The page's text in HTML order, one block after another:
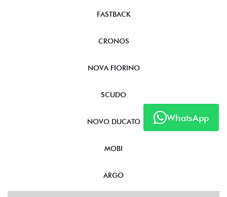
WhatsApp
FASTBACK
CRONOS
NOVA FIORINO
SCUDO
NOVO DUCATO
MOBI
ARGO